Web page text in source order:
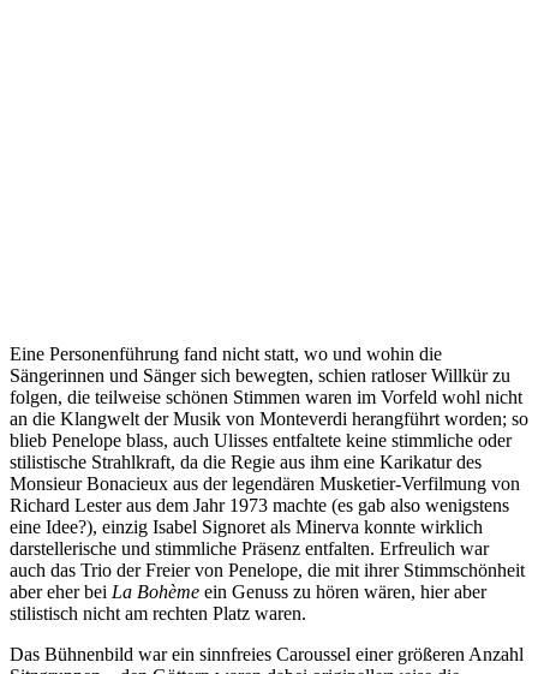
Eine Personenführung fand nicht statt, wo und wohin die
Sängerinnen und Sänger sich bewegten, schien ratloser Willkür zu
folgen, die teilweise schönen Stimmen waren im Vorfeld wohl nicht
an die Klangwelt der Musik von Monteverdi herangführt worden; so
blieb Penelope blass, auch Ulisses entfaltete keine stimmliche oder
stilistische Strahlkraft, da die Regie aus ihm eine Karikatur des
Monsieur Bonacieux aus der legendären Musketier-Verfilmung von
Richard Lester aus dem Jahr 1973 machte (es gab also wenigstens
eine Idee?), einzig Isabel Signoret als Minerva konnte wirklich
darstellerische und stimmliche Präsenz entfalten. Erfreulich war
auch das Trio der Freier von Penelope, die mit ihrer Stimmschönheit
aber eher bei La Bohème ein Genuss zu hören wären, hier aber
stilistisch nicht am rechten Platz waren.
Das Bühnenbild war ein sinnfreies Caroussel einer größeren Anzahl